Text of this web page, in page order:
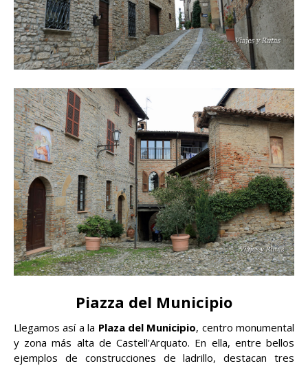
Piazza del Municipio
Llegamos así a la Plaza del Municipio, centro monumental
y zona más alta de Castell'Arquato. En ella, entre bellos
ejemplos de construcciones de ladrillo, destacan tres